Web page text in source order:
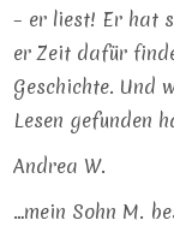
– er liest! Er hat
er Zeit dafür
Geschichte. Und
Lesen gefunden
Andrea W.
…mein Sohn M.